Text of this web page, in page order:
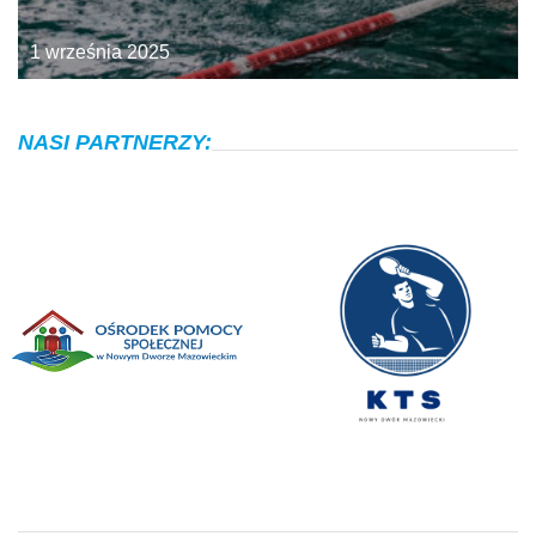
1 września 2025
NASI PARTNERZY: